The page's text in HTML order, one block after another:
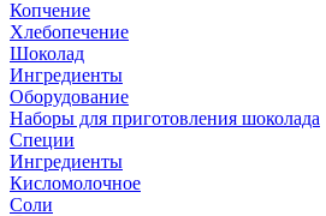
Копчение
Хлебопечение
Шоколад
Ингредиенты
Оборудование
Наборы для приготовления шоколада
Специи
Ингредиенты
Кисломолочное
Соли